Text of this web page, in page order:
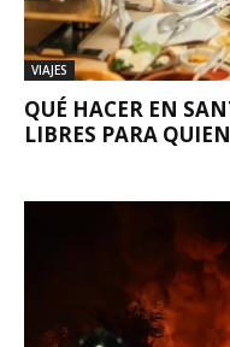
VIAJES
QUÉ HACER EN
LIBRES PARA